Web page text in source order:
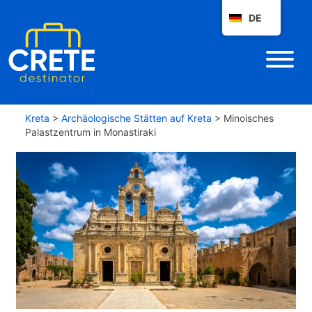
Kreta > Archäologische Stätten auf Kreta > Minoisches
Palastzentrum in Monastiraki
DE